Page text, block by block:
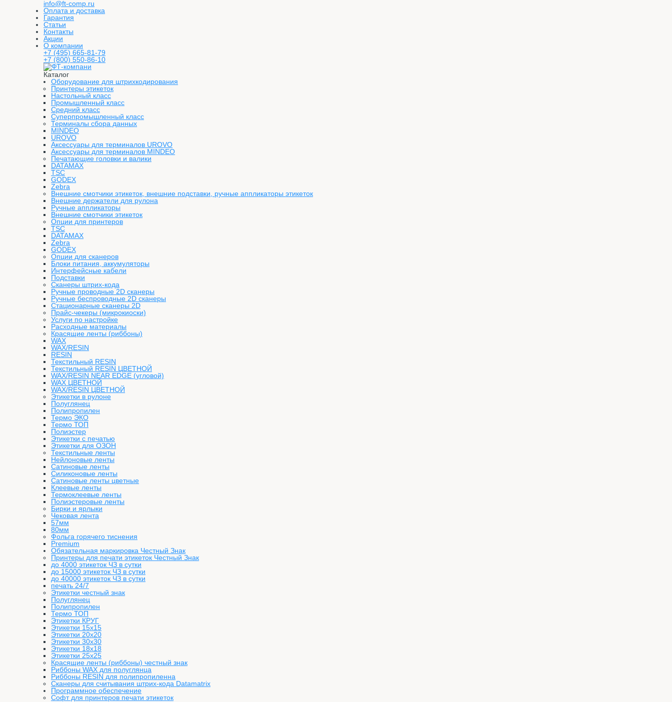
info@ft-comp.ru
Оплата и доставка
Гарантия
Статьи
Контакты
Акции
О компании
+7 (495) 665-81-79
+7 (800) 550-86-10
Каталог
Оборудование для штрихкодирования
Принтеры этикеток
Настольный класс
Промышленный класс
Средний класс
Суперпромышленный класс
Терминалы сбора данных
MINDEO
UROVO
Аксессуары для терминалов UROVO
Аксессуары для терминалов MINDEO
Печатающие головки и валики
DATAMAX
TSC
GODEX
Zebra
Внешние смотчики этикеток, внешние подставки, ручные аппликаторы этикеток
Внешние держатели для рулона
Ручные аппликаторы
Внешние смотчики этикеток
Опции для принтеров
TSC
DATAMAX
Zebra
GODEX
Опции для сканеров
Блоки питания, аккумуляторы
Интерфейсные кабели
Подставки
Сканеры штрих-кода
Ручные проводные 2D сканеры
Ручные беспроводные 2D сканеры
Стационарные сканеры 2D
Прайс-чекеры (микрокиоски)
Услуги по настройке
Расходные материалы
Красящие ленты (риббоны)
WAX
WAX/RESIN
RESIN
Текстильный RESIN
Текстильный RESIN ЦВЕТНОЙ
WAX/RESIN NEAR EDGE (угловой)
WAX ЦВЕТНОЙ
WAX/RESIN ЦВЕТНОЙ
Этикетки в рулоне
Полуглянец
Полипропилен
Термо ЭКО
Термо ТОП
Полиэстер
Этикетки с печатью
Этикетки для ОЗОН
Текстильные ленты
Нейлоновые ленты
Сатиновые ленты
Силиконовые ленты
Сатиновые ленты цветные
Клеевые ленты
Термоклеевые ленты
Полиэстеровые ленты
Бирки и ярлыки
Чековая лента
57мм
80мм
Фольга горячего тиснения
Premium
Обязательная маркировка Честный Знак
Принтеры для печати этикеток Честный Знак
до 4000 этикеток ЧЗ в сутки
до 15000 этикеток ЧЗ в сутки
до 40000 этикеток ЧЗ в сутки
печать 24/7
Этикетки честный знак
Полуглянец
Полипропилен
Термо ТОП
Этикетки КРУГ
Этикетки 15х15
Этикетки 20х20
Этикетки 30х30
Этикетки 18х18
Этикетки 25х25
Красящие ленты (риббоны) честный знак
Риббоны WAX для полуглянца
Риббоны RESIN для полипропиленна
Сканеры для считывания штрих-кода Datamatrix
Программное обеспечение
Софт для принтеров печати этикеток